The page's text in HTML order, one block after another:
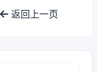
返回上一页